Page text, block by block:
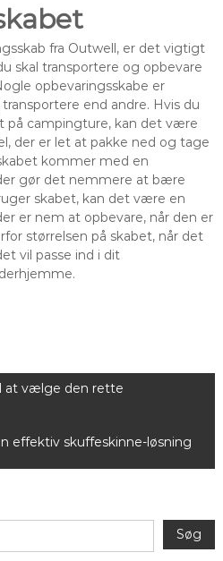
fra Outwell, er det vigtigt
skal transportere og opbevare
opbevaringsskabe er
end andre. Hvis du
på campingture, kan det være
der er let at pakke ned og tage
kommer med en
gør det nemmere at bære
skabet, kan det være en
er nem at opbevare, når den er
størrelsen på skabet, når det
vil passe ind i dit
at vælge den rette
effektiv skuffeskinne-løsning
Søg